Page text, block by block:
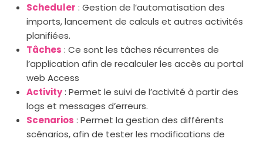
Scheduler : Gestion de l’automatisation des
imports, lancement de calculs et autres activités
planifiées.
Tâches : Ce sont les tâches récurrentes de
l’application afin de recalculer les accès au portal
web Access
Activity: Permet le suivi de l’activité à partir des
logs et messages d’erreurs.
Scenarios : Permet la gestion des différents
scénarios, afin de tester les modifications de